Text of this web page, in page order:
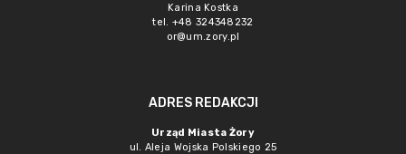
Karina Kostka
tel. +48 324348232
or@um.zory.pl
ADRES REDAKCJI
Urząd Miasta Żory
ul. Aleja Wojska Polskiego 25